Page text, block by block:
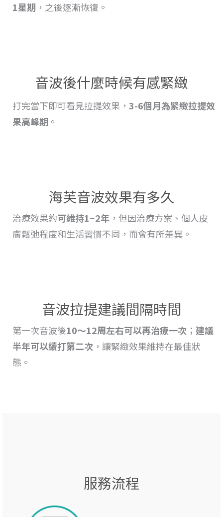
1星期 ，之後逐漸恢復 。
音波後什麼時候有感緊緻
打完當下即可看見拉提效果， 3-6個月為緊緻拉提效
果高峰期 。
海芙音波效果有多久
治療效果約可維持1~2年 ，但因治療方案、個人皮
膚鬆弛程度和生活習慣不同，而會有所差異。
音波拉提建議間隔時間
第一次音波後10～12周左右可以再治療一次 ； 建議
半年可以續打第二次 ，讓緊緻效果維持在最佳狀
態。
服務流程